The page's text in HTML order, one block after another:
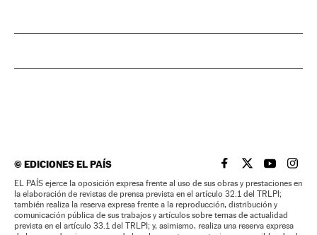
©EDICIONES EL PAÍS EL PAÍS BRASIL EN
EL PAÍSEL PAÍS
EL
EL PAÍS ejerce la oposición expresa frente al uso de sus obras y prestaciones en
la elaboración de revistas de prensa prevista en el artículo 32.1 del TRLPI;
también realiza la reserva expresa frente a la reproducción, distribución y
comunicación pública de sus trabajos y artículos sobre temas de actualidad
prevista en el artículo 33.1 del TRLPI; y, asimismo, realiza una reserva expresa